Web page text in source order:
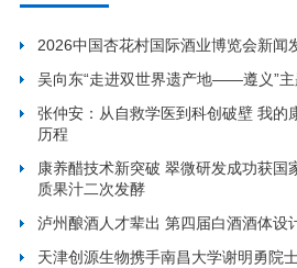
2026中国杏花村国际酒业博览会新闻
吴向东“走进双世界遗产地——遵义”
张仲安：从自救学医到科创破壁 我的
历程
康养醋技术新突破 翠微研发成功获国
质果汁二次发酵
泸州酿酒人才辈出 第四届白酒酒体设
天津创源生物携手南昌大学谢明勇院